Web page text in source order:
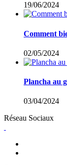
19/06/2024
Comment
02/05/2024
Plancha au
03/04/2024
Réseau Sociaux